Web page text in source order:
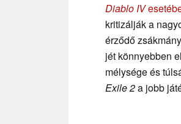
Diablo IV
kritizálják a
érződő
jét könnyebben
mélysége és
Exile 2a jobb